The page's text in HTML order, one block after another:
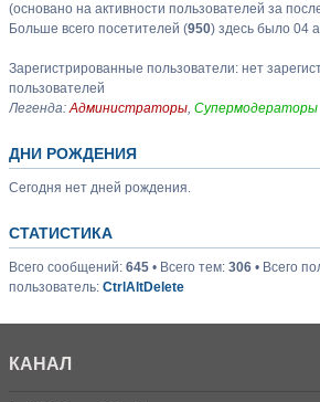
(основано на активности пользователей за
Больше всего посетителей (950) здесь было 04
Зарегистрированные пользователи: нет
пользователей
Легенда:Администраторы, Супермодераторы
ДНИ РОЖДЕНИЯ
Сегодня нет дней рождения.
СТАТИСТИКА
Всего сообщений: 645 • Всего тем: 306 • Всего
пользователь: CtrlAltDelete
КАНАЛ